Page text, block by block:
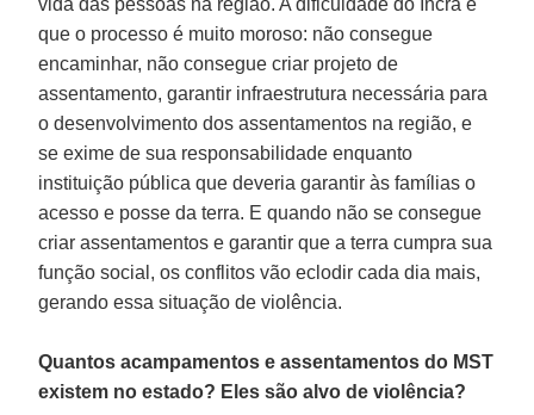
que o processo é muito moroso: não consegue
encaminhar, não consegue criar projeto de
assentamento, garantir infraestrutura necessária para
o desenvolvimento dos assentamentos na região, e
se exime de sua responsabilidade enquanto
instituição pública que deveria garantir às famílias o
acesso e posse da terra. E quando não se consegue
criar assentamentos e garantir que a terra cumpra sua
função social, os conflitos vão eclodir cada dia mais,
gerando essa situação de violência.
Quantos acampamentos e assentamentos do MST
existem no estado? Eles são alvo de violência?